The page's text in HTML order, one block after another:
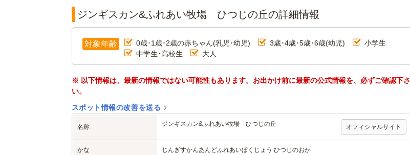
ジンギスカン&ふれあい牧場 ひつじの丘の詳細情報
対象年齢 0歳･1歳･2歳の赤ちゃん(乳児･幼児) 3歳･4歳･5歳･6歳(幼児)
小学生
中学生･高校生
大人
※ 以下情報は、最新の情報ではない可能性もあります。お出かけ前に最新の公式情報を、必ずご確認下さ
い。
スポット情報の改善を送る
名称 ジンギスカン&ふれあい牧場 ひつじの丘 オフィシャルサイト
かな じんぎすかんあんどふれあいぼくじょう ひつじのおか